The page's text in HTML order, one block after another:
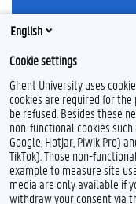
OPLEIDINGEN
Masteropleidingen
Levenslang leren
Meer links
ONDERZOEK
English
Cookie settings
Ghent University uses
cookies are required for
be refused. Besides these
non-functional cookies
Google, Hotjar, Piwik Pro)
TikTok). Those non-
example to measure site
media are only available if
withdraw your consent via